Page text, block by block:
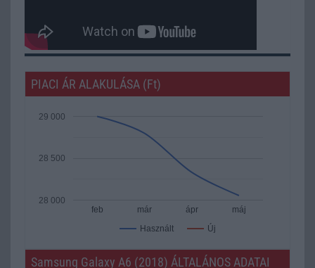
PIACI ÁR ALAKULÁSA (Ft)
Használt Új
feb már ápr máj
28 000
28 500
29 000
Samsung Galaxy A6 (2018) ÁLTALÁNOS ADATAI